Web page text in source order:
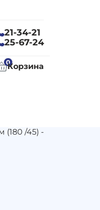
21-34-21
25-67-24
0Корзина